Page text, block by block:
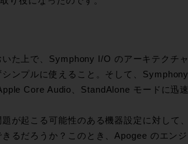
た上で、Symphony I/O のアーキテクチャ
ンプルに使えること。そして、Symphony
Core Audio、StandAlone モードに迅速
が起こる可能性のある機器設定に対して、
るだろうか？このとき、Apogee のエンジ